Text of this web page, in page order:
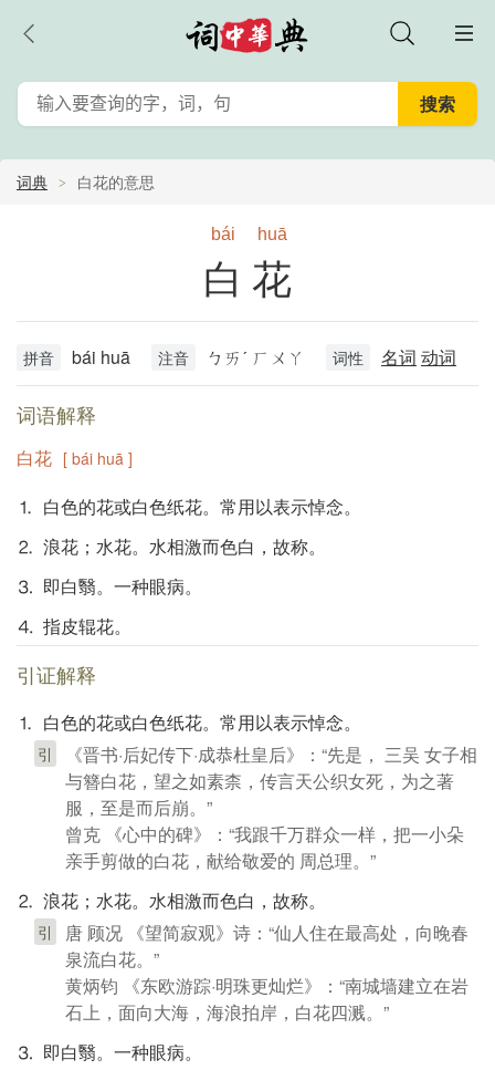
词典 白花的意思
bái huā
白花
拼音 bái huā 注音 ㄅㄞˊ ㄏㄨㄚ 词性 名词 动词
词语解释
白花 [ bái huā ]
⒈ 白色的花或白色纸花。常用以表示悼念。
⒉ 浪花；水花。水相激而色白，故称。
⒊ 即白翳。一种眼病。
⒋ 指皮辊花。
引证解释
⒈ 白色的花或白色纸花。常用以表示悼念。
引
《晋书·后妃传下·成恭杜皇后》：“先是， 三吴 女子相
与簪白花，望之如素柰，传言天公织女死，为之著
服，至是而后崩。”
曾克 《心中的碑》：“我跟千万群众一样，把一小朵
亲手剪做的白花，献给敬爱的 周总理。”
⒉ 浪花；水花。水相激而色白，故称。
引
唐 顾况 《望简寂观》诗：“仙人住在最高处，向晚春
泉流白花。”
黄炳钧 《东欧游踪·明珠更灿烂》：“南城墙建立在岩
石上，面向大海，海浪拍岸，白花四溅。”
⒊ 即白翳。一种眼病。